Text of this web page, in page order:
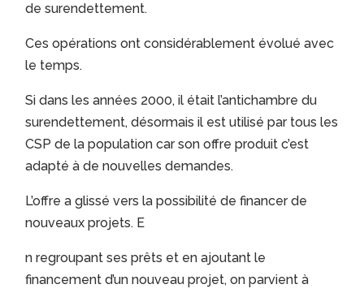
de surendettement.
Ces opérations ont considérablement évolué avec
le temps.
Si dans les années 2000, il était l’antichambre du
surendettement, désormais il est utilisé par tous les
CSP de la population car son offre produit c’est
adapté à de nouvelles demandes.
L’offre a glissé vers la possibilité de financer de
nouveaux projets. E
n regroupant ses prêts et en ajoutant le
financement d’un nouveau projet, on parvient à